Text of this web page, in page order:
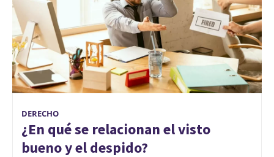
DERECHO
¿En qué se relacionan el visto
bueno y el despido?